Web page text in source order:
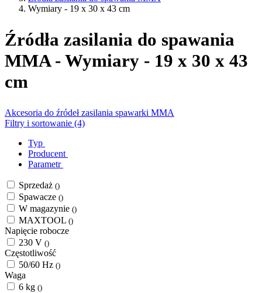
Wymiary - 19 x 30 x 43 cm
Źródła zasilania do spawania
MMA - Wymiary - 19 x 30 x 43
cm
Akcesoria do źródeł zasilania spawarki MMA
Filtry i sortowanie (4)
Typ
Producent
Parametr
Sprzedaż ()
Spawacze ()
W magazynie ()
MAXTOOL ()
Napięcie robocze
230 V ()
Częstotliwość
50/60 Hz ()
Waga
6 kg ()